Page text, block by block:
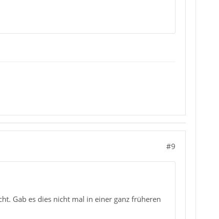
#9
Gab es dies nicht mal in einer ganz früheren